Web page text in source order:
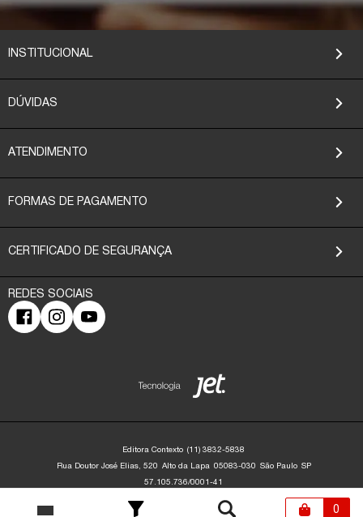
0
INSTITUCIONAL
DÚVIDAS
ATENDIMENTO
FORMAS DE PAGAMENTO
CERTIFICADO DE SEGURANÇA
Editora Contexto (11) 3832-5838
Rua Doutor José Elias, 520 Alto da Lapa 05083-030 São Paulo SP
57.105.736/0001-41
Lapa - São Paulo/SP - 05083-030 | contato@editoracontexto.com.br | +55 11